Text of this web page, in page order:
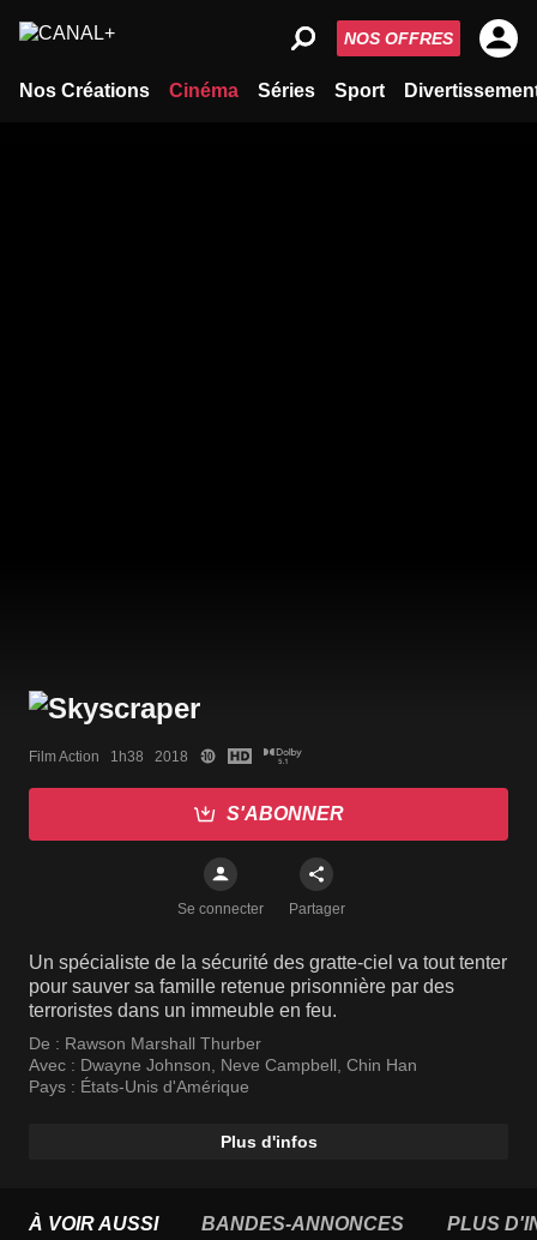
Nos Créations Cinéma Séries Sport
NOS OFFRES
Film Action   1h38   2018
S'ABONNER
Se connecter Partager
Un spécialiste de la sécurité des gratte-ciel va tout tenter
pour sauver sa famille retenue prisonnière par des
terroristes dans un immeuble en feu.
De : Rawson Marshall Thurber
Avec : Dwayne Johnson, Neve Campbell, Chin Han
Pays : États-Unis d'Amérique
Plus d'infos
À VOIR AUSSI BANDES-ANNONCES PLUS